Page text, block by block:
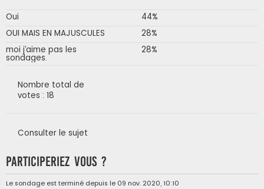
Oui
44%
OUI MAIS EN MAJUSCULES
28%
moi j’aime pas les
sondages.
28%
Nombre total de
votes : 18
Consulter le sujet
Participeriez vous ?
Le sondage est terminé depuis le 09 nov. 2020, 10:10